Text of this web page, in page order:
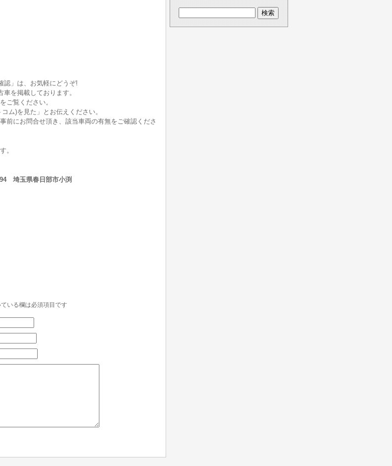
認」は、お気軽にどうぞ!
を掲載しております。
ご覧ください。
ム)を見た」とお伝えください。
前にお問合せ頂き、該当車両の有無をご確認くださ
。
埼玉県春日部市小渕
いる欄は必須項目です